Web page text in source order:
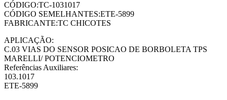
CÓDIGO:TC-1031017
CÓDIGO SEMELHANTES:ETE-5899
FABRICANTE:TC CHICOTES
APLICAÇÃO:
C.03 VIAS DO SENSOR POSICAO DE BORBOLETA TPS
MARELLI/ POTENCIOMETRO
Referências Auxiliares:
103.1017
ETE-5899